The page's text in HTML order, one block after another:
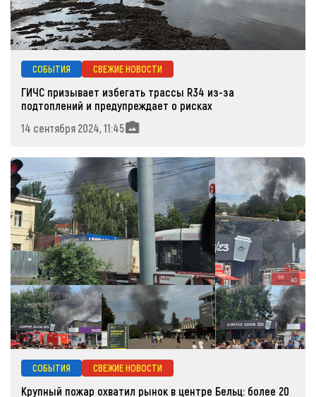
СОБЫТИЯ СВЕЖИЕ НОВОСТИ
ГИЧС призывает избегать трассы R34 из-за
подтоплений и предупреждает о рисках
14 сентября 2024, 11:45
СОБЫТИЯ СВЕЖИЕ НОВОСТИ
Крупный пожар охватил рынок в центре Бельц: более 20